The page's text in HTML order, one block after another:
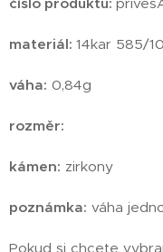
materiál: 14kar 585/
váha: 0,84g
rozměr:
kámen: zirkony
poznámka: váha
Pokud si chcete